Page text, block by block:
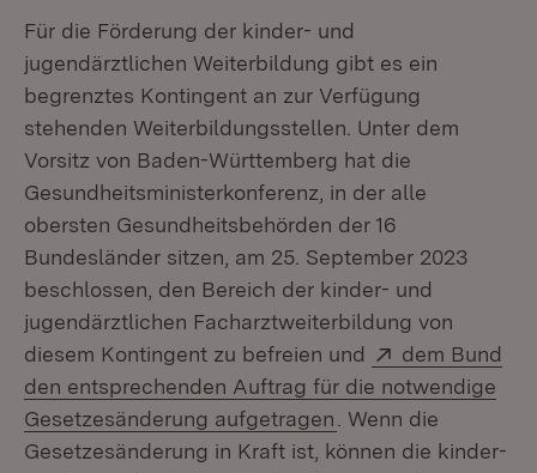
Für die Förderung der kinder- und
jugendärztlichen Weiterbildung gibt es ein
begrenztes Kontingent an zur Verfügung
stehenden Weiterbildungsstellen. Unter dem
Vorsitz von Baden-Württemberg hat die
Gesundheitsministerkonferenz, in der alle
obersten Gesundheitsbehörden der 16
Bundesländer sitzen, am 25. September 2023
beschlossen, den Bereich der kinder- und
jugendärztlichen Facharztweiterbildung von
diesem Kontingent zu befreien und
Extern:
dem Bund
den entsprechenden Auftrag für die notwendige
Gesetzesänderung aufgetragen (Öffnet in neuem
. Wenn die
Gesetzesänderung in Kraft ist, können die kinder-